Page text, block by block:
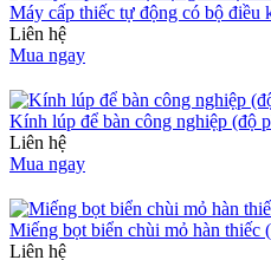
Máy cấp thiếc tự động có bộ điều
Liên hệ
Mua ngay
Kính lúp để bàn công nghiệp (độ
Liên hệ
Mua ngay
Miếng bọt biển chùi mỏ hàn thiếc
Liên hệ